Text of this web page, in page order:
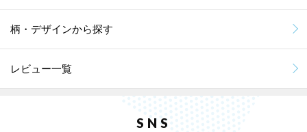
柄・デザインから探す
レビュー一覧
SNS